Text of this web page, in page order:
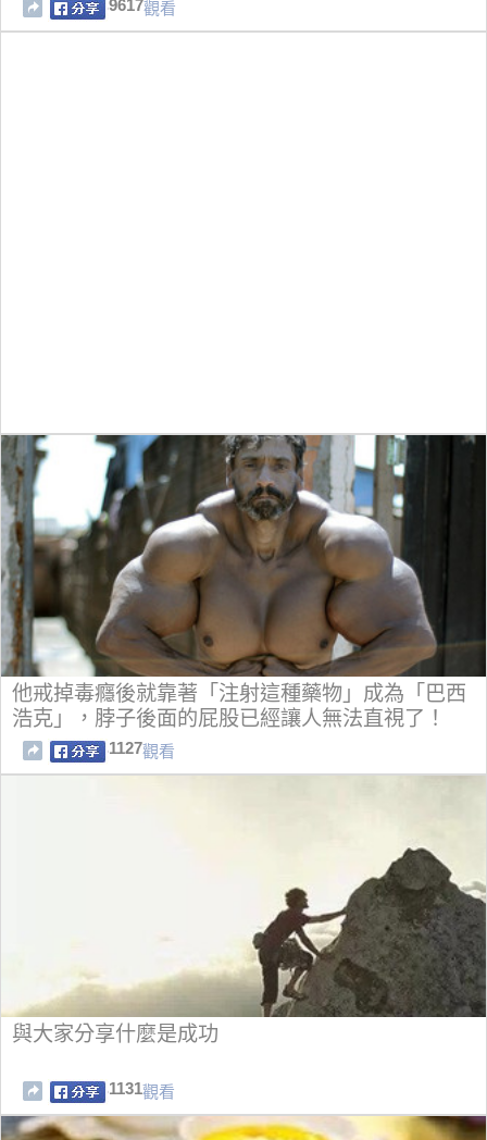
9617觀看
他戒掉毒癮後就靠著「注射這種藥物」成為「巴西
浩克」，脖子後面的屁股已經讓人無法直視了！
1127觀看
與大家分享什麼是成功
1131觀看